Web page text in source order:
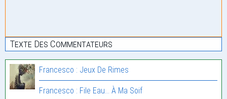
Texte Des Commentateurs
Francesco : Jeux De Rimes
Francesco : File Eau… À Ma Soif